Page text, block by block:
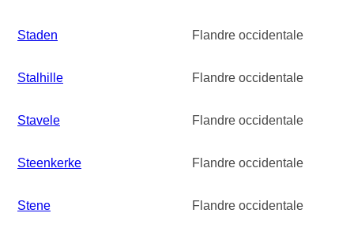
Staden Flandre occidentale
Stalhille Flandre occidentale
Stavele Flandre occidentale
Steenkerke Flandre occidentale
Stene Flandre occidentale